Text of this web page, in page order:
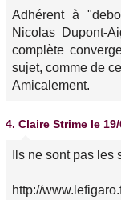
Adhérent à
Nicolas Dupont-
complète
sujet, comme de
Amicalement.
4. Claire Strime le
Ils ne sont pas les
http://